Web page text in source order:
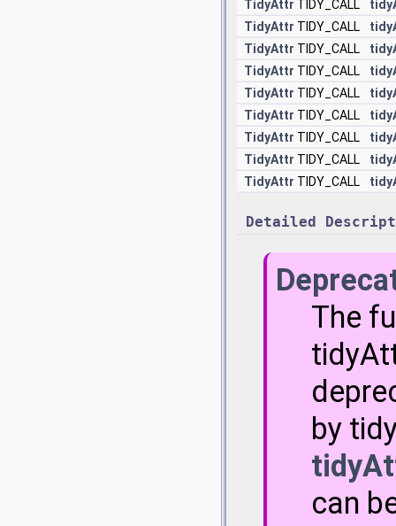
TidyAttr TIDY_CALL
TidyAttr TIDY_CALL
TidyAttr TIDY_CALL
TidyAttr TIDY_CALL
TidyAttr TIDY_CALL
TidyAttr TIDY_CALL
TidyAttr TIDY_CALL
TidyAttr TIDY_CALL
TidyAttr TIDY_CALL
Detailed
The
by
can